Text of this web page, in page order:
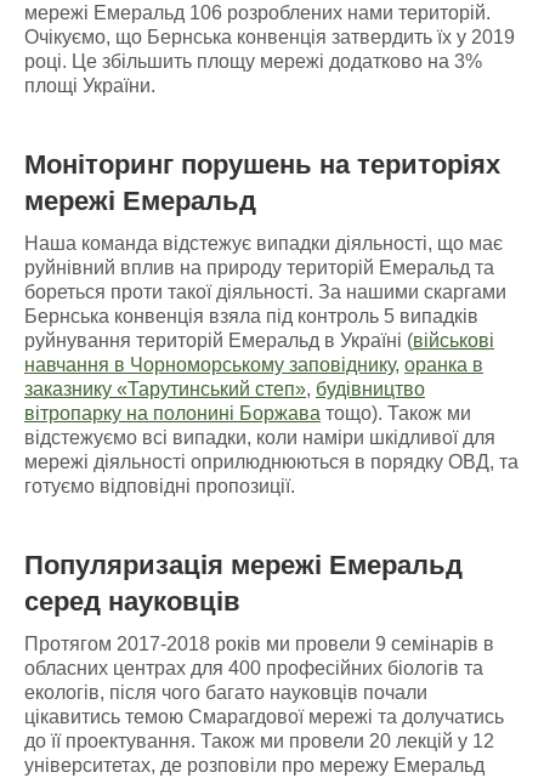
мережі Емеральд 106 розроблених нами територій.
Очікуємо, що Бернська конвенція затвердить їх у 2019
році. Це збільшить площу мережі додатково на 3%
площі України.
Моніторинг порушень натериторіях
мережі Емеральд
Наша команда відстежує випадки діяльності, що має
руйнівний вплив на природу територій Емеральд та
бореться проти такої діяльності. За нашими скаргами
Бернська конвенція взяла під контроль 5 випадків
руйнування територій Емеральд в Україні (військові
навчання в Чорноморському заповіднику, оранка в
заказнику «Тарутинський степ», будівництво
вітропарку на полонині Боржава тощо). Також ми
відстежуємо всі випадки, коли наміри шкідливої для
мережі діяльності оприлюднюються в порядку ОВД, та
готуємо відповідні пропозиції.
Популяризація мережі Емеральд
серед науковців
Протягом 2017-2018 років ми провели 9 семінарів в
обласних центрах для 400 професійних біологів та
екологів, після чого багато науковців почали
цікавитись темою Смарагдової мережі та долучатись
до її проектування. Також ми провели 20 лекцій у 12
університетах, де розповіли про мережу Емеральд